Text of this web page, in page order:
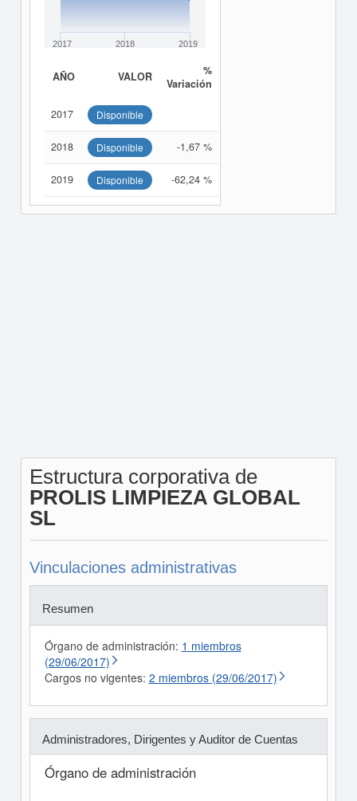
2017 2018 2019
AÑO VALOR
%
Variación
2017 Disponible
2018 Disponible -1,67 %
2019 Disponible -62,24 %
Estructura corporativa de
PROLIS LIMPIEZA GLOBAL
SL
Vinculaciones administrativas
Resumen
Órgano de administración: 1 miembros
(29/06/2017)
Cargos no vigentes: 2 miembros (29/06/2017)
Administradores, Dirigentes y Auditor de Cuentas
Órgano de administración